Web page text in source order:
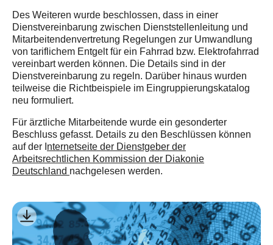
Des Weiteren wurde beschlossen, dass in einer
Dienstvereinbarung zwischen Dienststellenleitung und
Mitarbeitendenvertretung Regelungen zur Umwandlung
von tariflichem Entgelt für ein Fahrrad bzw. Elektrofahrrad
vereinbart werden können. Die Details sind in der
Dienstvereinbarung zu regeln. Darüber hinaus wurden
teilweise die Richtbeispiele im Eingruppierungskatalog
neu formuliert.
Für ärztliche Mitarbeitende wurde ein gesonderter
Beschluss gefasst. Details zu den Beschlüssen können
auf der Internetseite der Dienstgeber der
Arbeitsrechtlichen Kommission der Diakonie
Deutschland nachgelesen werden.